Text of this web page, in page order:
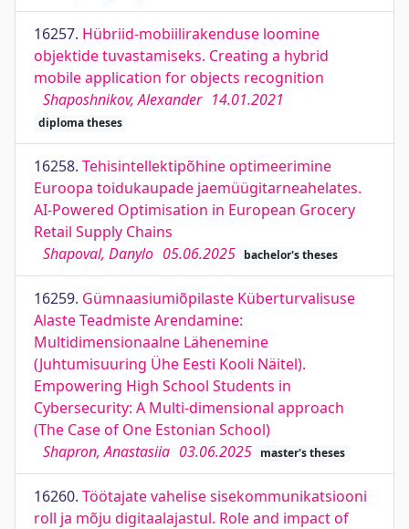
16257. Hübriid-mobiilirakenduse loomine
objektide tuvastamiseks. Creating a hybrid
mobile application for objects recognition
Shaposhnikov, Alexander 14.01.2021
diploma theses
16258. Tehisintellektipõhine optimeerimine
Euroopa toidukaupade jaemüügitarneahelates.
AI-Powered Optimisation in European Grocery
Retail Supply Chains
Shapoval, Danylo 05.06.2025 bachelor's theses
16259. Gümnaasiumiõpilaste Küberturvalisuse
Alaste Teadmiste Arendamine:
Multidimensionaalne Lähenemine
(Juhtumisuuring Ühe Eesti Kooli Näitel).
Empowering High School Students in
Cybersecurity: A Multi-dimensional approach
(The Case of One Estonian School)
Shapron, Anastasiia 03.06.2025 master's theses
16260. Töötajate vahelise sisekommunikatsiooni
roll ja mõju digitaalajastul. Role and impact of